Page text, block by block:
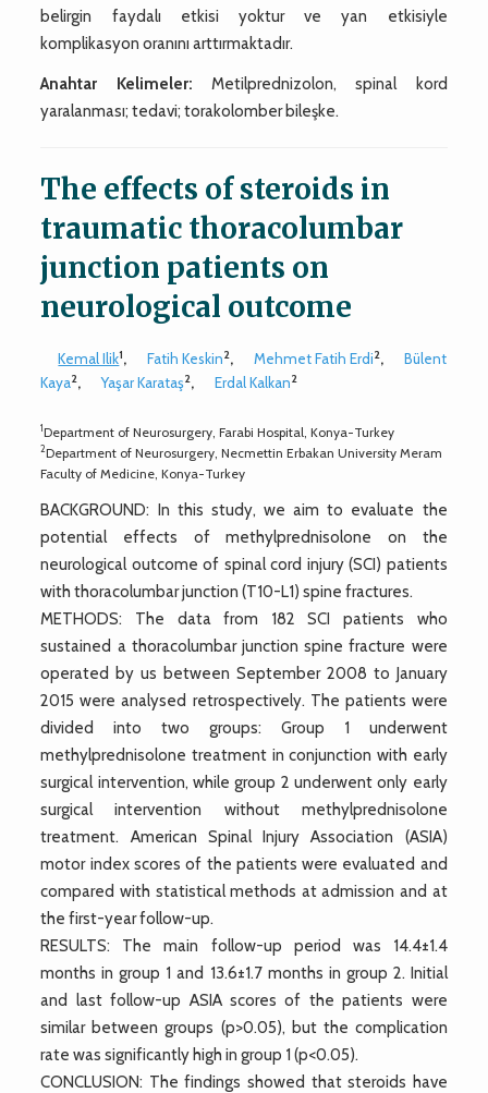
belirgin faydalı etkisi yoktur ve yan etkisiyle
komplikasyon oranını arttırmaktadır.
Anahtar Kelimeler: Metilprednizolon, spinal kord
yaralanması; tedavi; torakolomber bileşke.
The effects of steroids in
traumatic thoracolumbar
junction patients on
neurological outcome
Kemal Ilik1, Fatih Keskin2, Mehmet Fatih Erdi2,
Bülent
Kaya2, Yaşar Karataş2, Erdal Kalkan2
1Department of Neurosurgery, Farabi Hospital, Konya-Turkey
2Department of Neurosurgery, Necmettin Erbakan University Meram
Faculty of Medicine, Konya-Turkey
BACKGROUND: In this study, we aim to evaluate the
potential effects of methylprednisolone on the
neurological outcome of spinal cord injury (SCI) patients
with thoracolumbar junction (T10-L1) spine fractures.
METHODS: The data from 182 SCI patients who
sustained a thoracolumbar junction spine fracture were
operated by us between September 2008 to January
2015 were analysed retrospectively. The patients were
divided into two groups: Group 1 underwent
methylprednisolone treatment in conjunction with early
surgical intervention, while group 2 underwent only early
surgical intervention without methylprednisolone
treatment. American Spinal Injury Association (ASIA)
motor index scores of the patients were evaluated and
compared with statistical methods at admission and at
the first-year follow-up.
RESULTS: The main follow-up period was 14.4±1.4
months in group 1 and 13.6±1.7 months in group 2. Initial
and last follow-up ASIA scores of the patients were
similar between groups (p>0.05), but the complication
rate was significantly high in group 1 (p<0.05).
CONCLUSION: The findings showed that steroids have